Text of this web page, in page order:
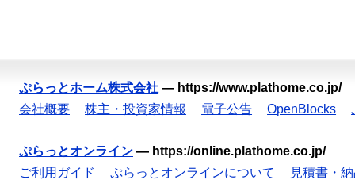
ぷらっとホーム株式会社 — https://www.plathome.co.jp/
会社概要
株主・投資家情報 電子公告 OpenBlocks
ぷらっとオンライン — https://online.plathome.co.jp/
ご利用ガイド
ぷらっとオンラインについて
見積書・